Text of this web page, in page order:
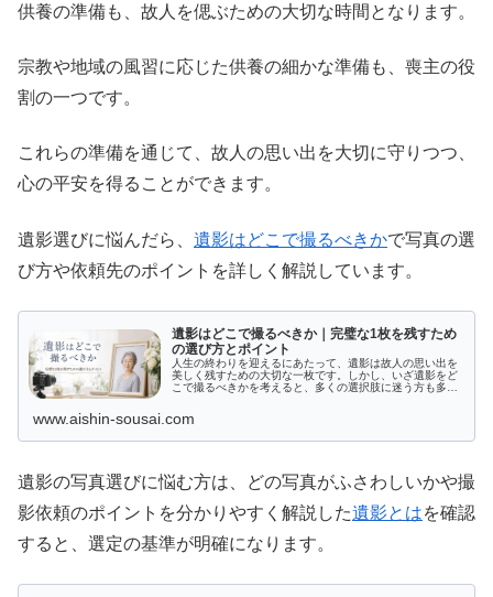
供養の準備も、故人を偲ぶための大切な時間となります。
宗教や地域の風習に応じた供養の細かな準備も、喪主の役
割の一つです。
これらの準備を通じて、故人の思い出を大切に守りつつ、
心の平安を得ることができます。
遺影選びに悩んだら、 遺影はどこで撮るべきかで写真の選
び方や依頼先のポイントを詳しく解説しています。
遺影はどこで撮るべきか｜完璧な1枚を残すため
の選び方とポイント
人生の終わりを迎えるにあたって、遺影は故人の思い出を
美しく残すための大切な一枚です。しかし、いざ遺影をど
こで撮るべきかを考えると、多くの選択肢に迷う方も多い
www.aishin-sousai.com
遺影の写真選びに悩む方は、どの写真がふさわしいかや撮
影依頼のポイントを分かりやすく解説した遺影とはを確認
すると、選定の基準が明確になります。